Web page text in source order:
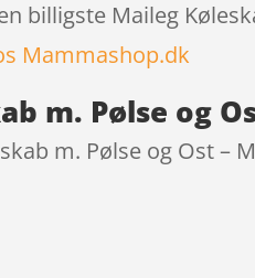
billigste Maileg
Mammashop.dk
m. Pølse og
m. Pølse og Ost –